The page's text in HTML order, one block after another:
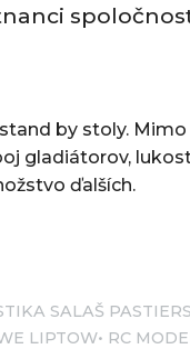
by stoly.
gladiátorov,
ďalších.
SALAŠ
LIPTOW RC